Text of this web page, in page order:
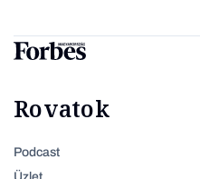
Rovatok
Podcast